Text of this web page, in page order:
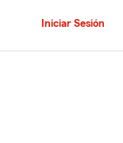
Iniciar Sesión